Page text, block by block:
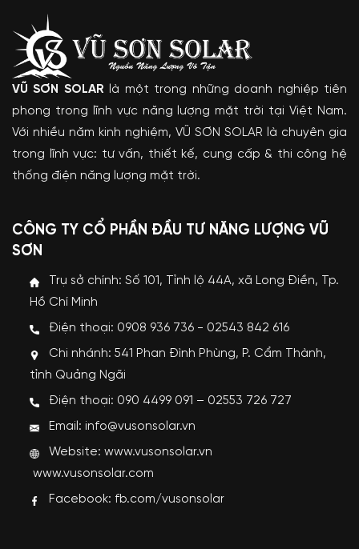
VŨ SƠN SOLAR là một trong những doanh nghiệp tiên
phong trong lĩnh vực năng lượng mặt trời tại Việt Nam.
Với nhiều năm kinh nghiệm, VŨ SƠN SOLAR là chuyên gia
trong lĩnh vực: tư vấn, thiết kế, cung cấp & thi công hệ
thống điện năng lượng mặt trời.
CÔNG TY CỔ PHẦN ĐẦU TƯ NĂNG LƯỢNG VŨ
SƠN
Trụ sở chính: Số 101, Tỉnh lộ 44A, xã Long Điền, Tp.
Hồ Chí Minh
Điện thoại: 0908 936 736 - 02543 842 616
Chi nhánh: 541 Phan Đình Phùng, P. Cẩm Thành,
tỉnh Quảng Ngãi
Điện thoại: 090 4499 091 – 02553 726 727
Email: info@vusonsolar.vn
Website:www.vusonsolar.vn
www.vusonsolar.com
Facebook: fb.com/vusonsolar